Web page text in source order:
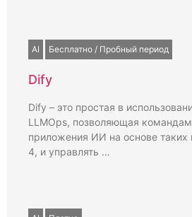
AI Бесплатно / Пробный период
Dify
Dify – это простая в
LLMOps, позволяющая
приложения ИИ на основе таких
4, и управлять …